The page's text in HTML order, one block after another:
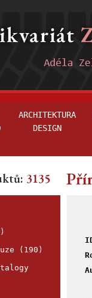
ARCHITEKTURA
DESIGN
3135
(190)